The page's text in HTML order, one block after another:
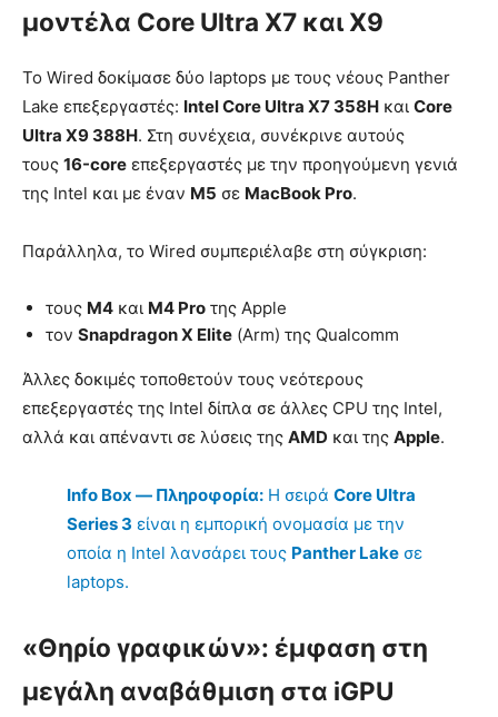
μοντέλα Core Ultra X7 και X9
Το Wired δοκίμασε δύο laptops με τους νέους Panther
Lake επεξεργαστές: Intel Core Ultra X7 358H και Core
Ultra X9 388H. Στη συνέχεια, συνέκρινε αυτούς
τους 16-core επεξεργαστές με την προηγούμενη γενιά
της Intel και με έναν M5 σε MacBook Pro.
Παράλληλα, το Wired συμπεριέλαβε στη σύγκριση:
τους M4 και M4 Pro της Apple
τον Snapdragon X Elite (Arm) της Qualcomm
Άλλες δοκιμές τοποθετούν τους νεότερους
επεξεργαστές της Intel δίπλα σε άλλες CPU της Intel,
αλλά και απέναντι σε λύσεις της AMD και της Apple.
Info Box — Πληροφορία: Η σειρά Core Ultra
Series 3 είναι η εμπορική ονομασία με την
οποία η Intel λανσάρει τους Panther Lake σε
laptops.
«Θηρίο γραφικών»: έμφαση στη
μεγάλη αναβάθμιση στα iGPU